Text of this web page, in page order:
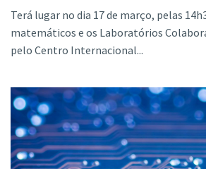
Terá lugar no dia 17 de março, pelas
matemáticos e os Laboratórios
pelo Centro Internacional...